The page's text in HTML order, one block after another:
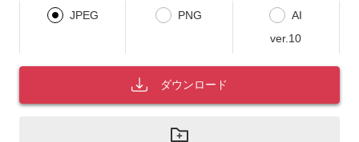
JPEG PNG
AI
ver.10
ダウンロード